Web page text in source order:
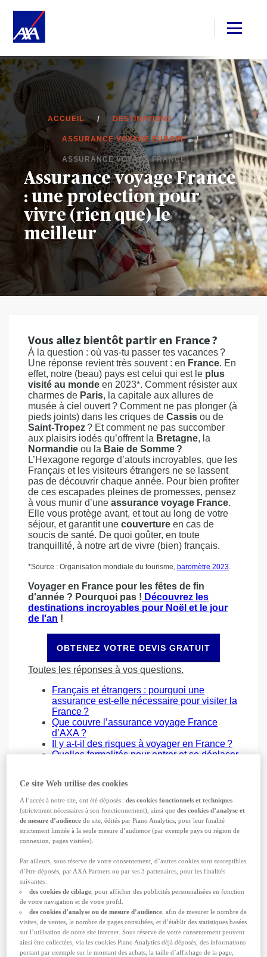
ACCUEIL DESTINATIONS
ASSURANCE VOYAGE EUROPE
ASSURANCE VOYAGE FRANCE
Assurance voyage France
: une protection pour
vivre (rien que) le
meilleur
Vous allez bientôt partir en France ?
À la question : où vas-tu passer tes vacances ?
Une réponse revient très souvent : en France. En
effet, notre (beau) pays est celui qui est le plus
visité au monde en 2023*. Comment résister aux
charmes de Paris, la capitale aux allures de
musée à ciel ouvert ? Comment ne pas plonger (à
pieds joints) dans les criques de Cassis ou de
Saint-Tropez? Et comment ne pas succomber
aux plaisirs iodés qu’offrent la Bretagne, la
Normandie ou la Baie de Somme ?
L’Hexagone regorge d’atouts incroyables, que les
Français et les visiteurs étrangers ne se lassent
pas de découvrir chaque année. Pour bien profiter
de ces escapades pleines de promesses, pensez
à vous munir d’une assurance voyage France.
Elle vous protège avant, et tout au long de votre
séjour, et garantit une couverture en cas de
soucis de santé. De quoi goûter, en toute
tranquillité, à notre art de vivre (bien) français.
*Source : Organisation mondiale du tourisme, baromètre 2023.
Voyager en France pour les fêtes de fin
d'année ? Pourquoi pas ! Découvrez les
destinations incroyables pour Noël et le jour
de l'an !
OBTENEZ VOTRE DEVIS GRATUIT
Toutes les réponses à vos questions.
Français et étrangers : pourquoi une
assurance est-elle nécessaire pour visiter la
France ?
Que couvre l’assurance voyage France
d’AXA ?
Il y a-t-il des risques à voyager en France ?
Quelles formalités pour entrer et se déplacer
Pourquoi une assurance est-elle
nécessaire pour voyager en France ?
Parcourir les différentesrégions de France?
C’est le plaisir de nombreux vacanciers, séduits
par la grande diversité du pays. Terroirs de
sportives — comme les Jeux d'Été organisés en
2024 — et villes balnéaires : l’Hexagone satisfait
tous les goûts. Que vous soyez un citoyen en
quête de trésors inexplorés, un
francophile
ou un curieux, sur le point de découvrir la
french
touch, il est utile de protéger votre séjour avec
uneassurance voyage France. Une précaution
que vous vous féliciterez d’avoir prise, pour toutes
les (bonnes) raisons qui vont suivre.
Ce site Web utilise des cookies
A l’accès à notre site, ont été déposés :des cookies fonctionnels et techniques
(strictement nécessaires à son fonctionnement), ainsi quedes cookies d’analyse et
de mesure d’audience du site, édités par Piano Analytics, pour leur finalité
strictement limitée à la seule mesure d’audience (par exemple pays ou région de
connexion, pages visitées).
Par ailleurs, sous réserve de votre consentement, d’autres cookies sont susceptibles
d’être déposés, par AXA Partners ou par ses 3 partenaires, pour les finalités
suivantes :
des cookies de ciblage, pour afficher des publicités personnalisées en fonction
de votre navigation et de votre profil.
des cookies d’analyse ou de mesure d’audience, afin de mesurer le nombre de
visites, de ventes, le nombre de pages consultées, et d’établir des statistiques basées
sur l’utilisation de notre site internet. Sous réserve de votre consentement peuvent
ainsi être collectées, via les cookies Piano Analytics déjà déposés, des informations
portant par exemple sur le montant des achats, la taille d’affichage de la page,